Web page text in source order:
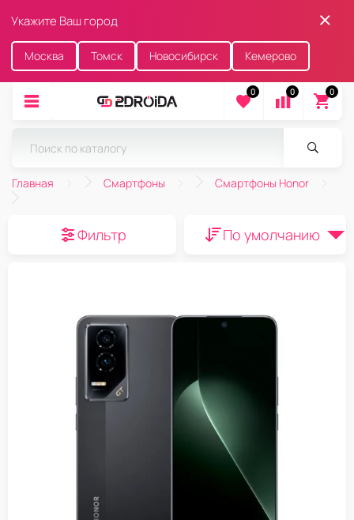
Укажите Ваш город
Москва Томск Новосибирск Кемерово
0 0 0
Главная Смартфоны Смартфоны Honor
Фильтр По умолчанию